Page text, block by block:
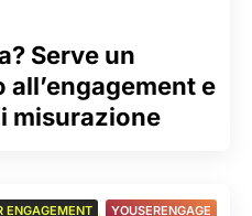
Serve un
e
misurazione
ENGAGEMENT , YOUSERENGAGE